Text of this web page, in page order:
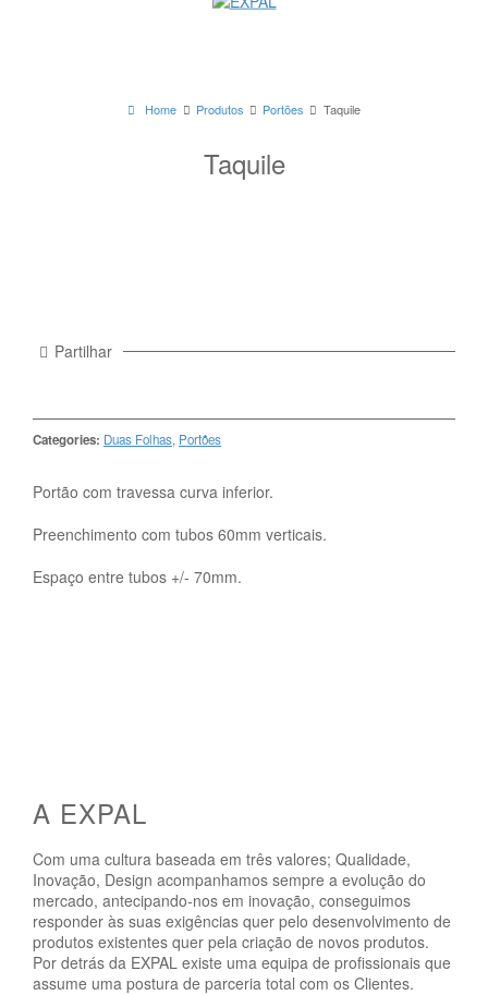
Home Produtos Portões Taquile
Taquile
Partilhar
Categories: Duas Folhas, Portões
Portão com travessa curva inferior.
Preenchimento com tubos 60mm verticais.
Espaço entre tubos +/- 70mm.
A EXPAL
Com uma cultura baseada em três valores; Qualidade,
Inovação, Design acompanhamos sempre a evolução do
mercado, antecipando-nos em inovação, conseguimos
responder às suas exigências quer pelo desenvolvimento de
produtos existentes quer pela criação de novos produtos.
Por detrás da EXPAL existe uma equipa de profissionais que
assume uma postura de parceria total com os Clientes.